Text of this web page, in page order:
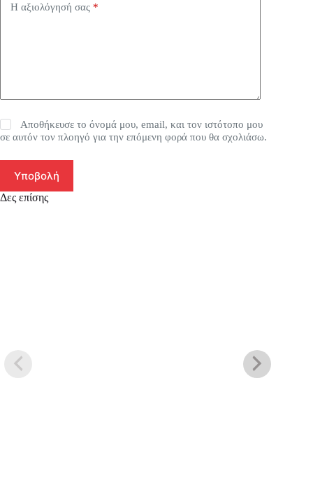
Η αξιολόγησή σας *
Αποθήκευσε το όνομά μου, email, και τον ιστότοπο μου
σε αυτόν τον πλοηγό για την επόμενη φορά που θα σχολιάσω.
Υποβολή
Δες επίσης